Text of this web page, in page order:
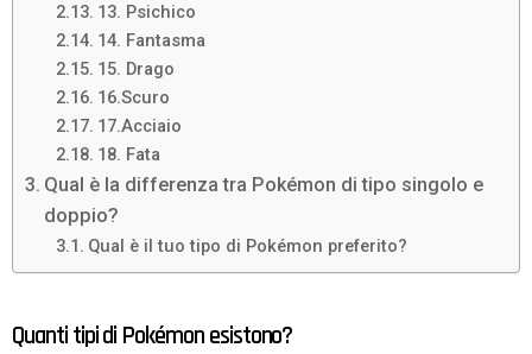
13. Psichico
14. Fantasma
15. Drago
16.Scuro
17.Acciaio
18. Fata
Qual è la differenza tra Pokémon di tipo singolo e
doppio?
Qual è il tuo tipo di Pokémon preferito?
Quanti tipi di Pokémon esistono?